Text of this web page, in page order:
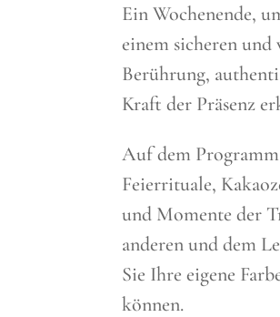
Ein Wochenende,
einem sicheren
Berührung,
Kraft der Präsenz
Auf dem Programm
Feierrituale,
und Momente der
anderen und dem
Sie Ihre eigene
können.